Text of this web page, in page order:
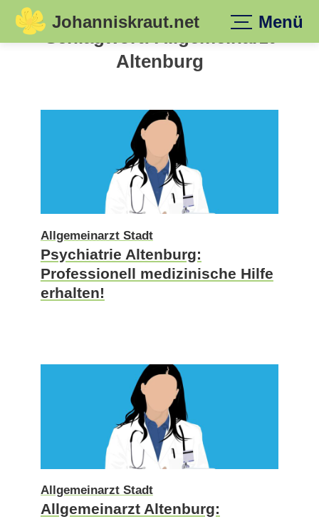
Skip
Johanniskraut.net Menü
Altenburg
Allgemeinarzt Stadt
Psychiatrie Altenburg:
Professionell medizinische Hilfe
erhalten!
Allgemeinarzt Stadt
Allgemeinarzt Altenburg: